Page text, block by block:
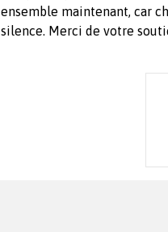
ensemble maintenant, car
silence. Merci de votre